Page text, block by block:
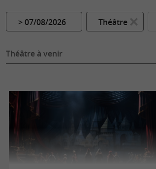
> 07/08/2026 Théâtre
Théâtre à venir